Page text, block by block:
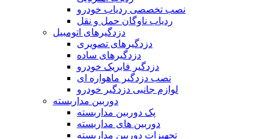
نصب تخصصی ردیاب خودرو
ردیاب ناوگان حمل و نقل
دزدگیرهای اتومبیل
دزدگیرهای تصویری
دزدگیرهای ساده
دزدگیر فابریک خودرو
نصب دزدگیر ماهواره ای
لوازم جانبی دزدگیر خودرو
دوربین مداربسته
پک دوربین مداربسته
دوربین های مداربسته
تجهیزات دوربین مداربسته